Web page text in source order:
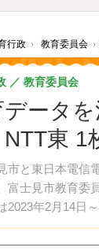
行政 › 教育委員会 ›
データ
東 1
市と東日本電信
富士見市教育委
2023年2月14日～
教育委員会